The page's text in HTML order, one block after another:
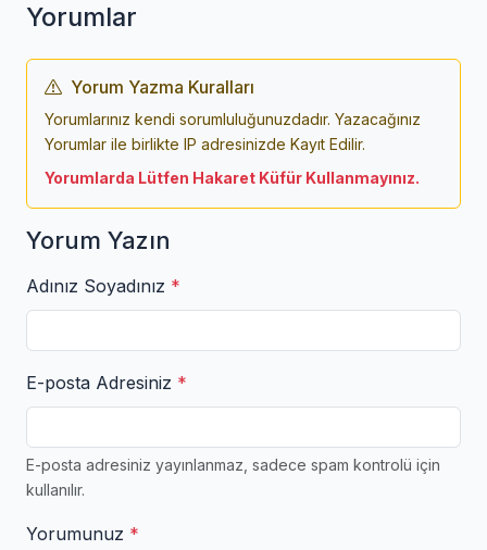
Yorumlar
Yorum Yazma Kuralları
Yorumlarınız kendi sorumluluğunuzdadır. Yazacağınız
Yorumlar ile birlikte IP adresinizde Kayıt Edilir.
Yorumlarda Lütfen Hakaret Küfür Kullanmayınız.
Yorum Yazın
Adınız Soyadınız *
E-posta Adresiniz *
E-posta adresiniz yayınlanmaz, sadece spam kontrolü için
kullanılır.
Yorumunuz *